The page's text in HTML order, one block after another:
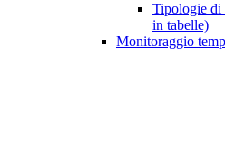
Tipologie di
in tabelle)
Monitoraggio